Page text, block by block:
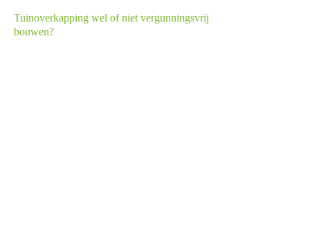
Tuinoverkapping wel of niet vergunningsvrij
bouwen?